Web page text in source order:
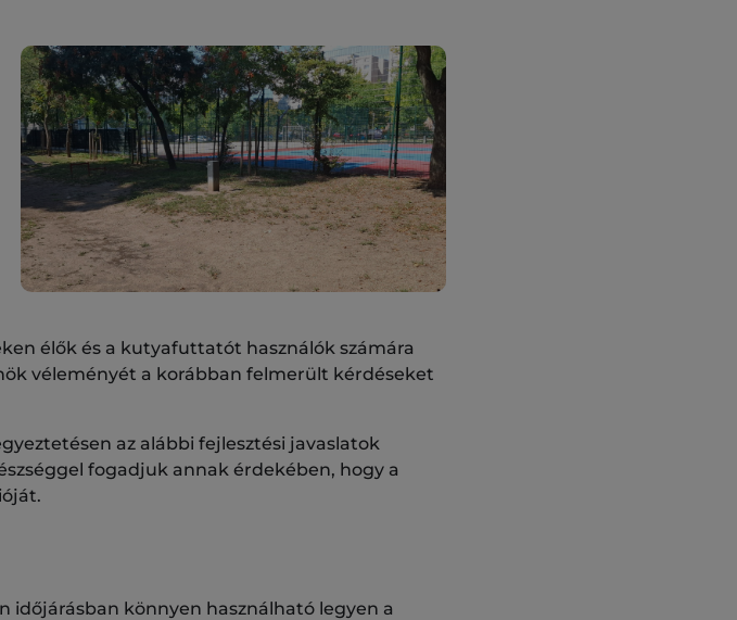
élők és a kutyafuttatót használók számára
véleményét a korábban felmerült kérdéseket
az alábbi fejlesztési javaslatok
fogadjuk annak érdekében, hogy a
időjárásban könnyen használható legyen a